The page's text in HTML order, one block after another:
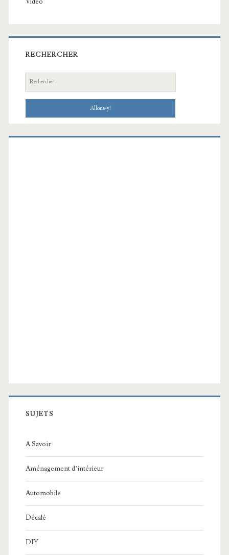
RECHERCHER
Recherche:
SUJETS
A Savoir
Aménagement d’intérieur
Automobile
Décalé
DIY